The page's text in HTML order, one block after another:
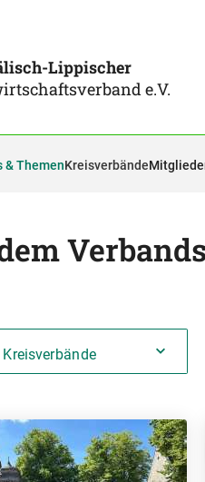
Lippischer
e.V.
& ThemenKreisverbände
Kreisverbände